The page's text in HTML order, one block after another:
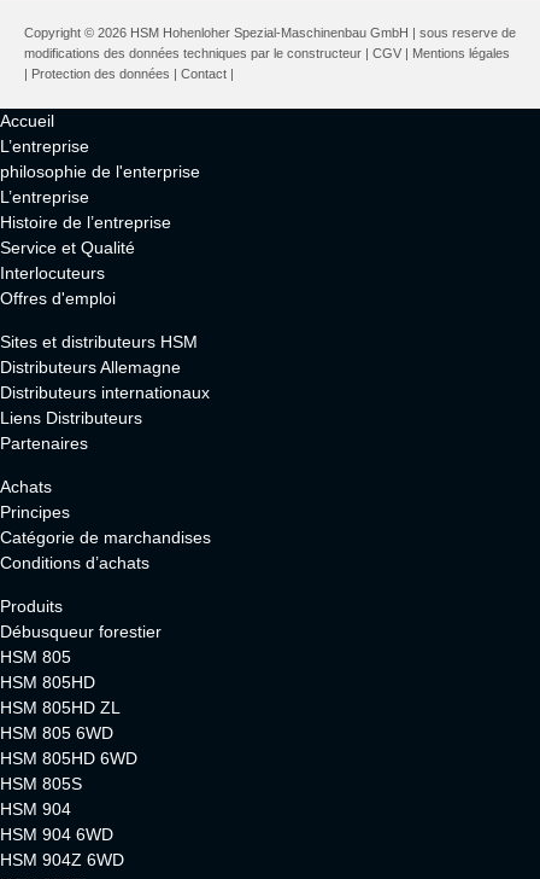
Copyright © 2026 HSM Hohenloher Spezial-Maschinenbau GmbH | sous reserve de
modifications des données techniques par le constructeur | CGV
Mentions légales
Protection des données Contact
Accueil
L’entreprise
philosophie de l'enterprise
L’entreprise
Histoire de l’entreprise
Service et Qualité
Interlocuteurs
Offres d'emploi
Sites et distributeurs HSM
Distributeurs Allemagne
Distributeurs internationaux
Liens Distributeurs
Partenaires
Achats
Principes
Catégorie de marchandises
Conditions d’achats
Produits
Débusqueur forestier
HSM 805
HSM 805HD
HSM 805HD ZL
HSM 805 6WD
HSM 805HD 6WD
HSM 805S
HSM 904
HSM 904 6WD
HSM 904Z 6WD